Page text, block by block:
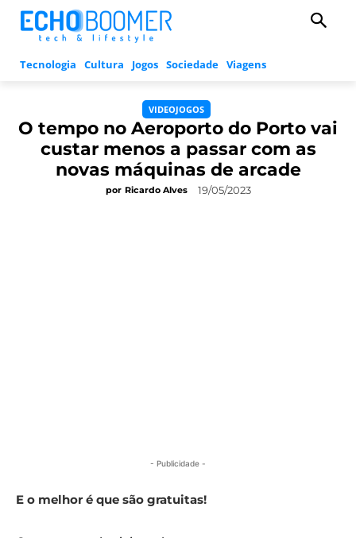
Tecnologia Cultura Jogos Sociedade Viagens
VIDEOJOGOS
O tempo no Aeroporto do Porto vai
custar menos a passar com as
novas máquinas de arcade
por Ricardo Alves 19/05/2023
- Publicidade -
E o melhor é que são gratuitas!